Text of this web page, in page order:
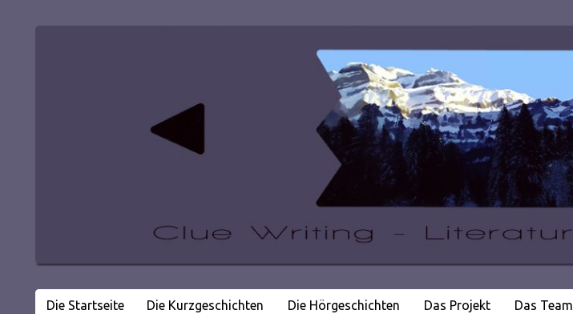
Die Startseite Die Kurzgeschichten Die Hörgeschichten Das Projekt Das Team